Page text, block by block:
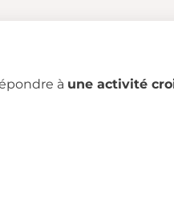
à une activité